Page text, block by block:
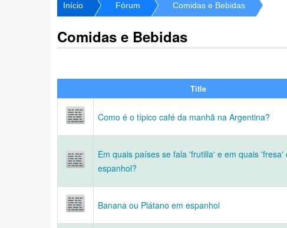
Início Fórum Comidas e Bebidas
Comidas e Bebidas
Title
Como é o típico café da manhã na Argentina?
Em quais países se fala 'frutilla' e em quais 'fresa'
espanhol?
Banana ou Plátano em espanhol